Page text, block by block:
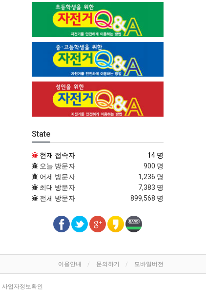
State
현재 접속자
14 명
오늘 방문자
900 명
어제 방문자
1,236 명
최대 방문자
7,383 명
전체 방문자
899,568 명
이용안내 문의하기 모바일버전
사업자정보확인